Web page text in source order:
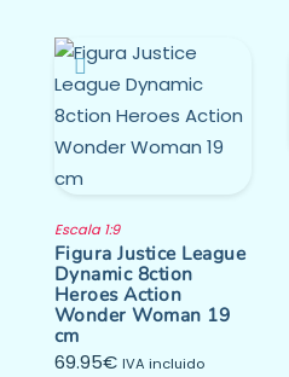
Escala 1:9
Figura Justice League
Dynamic 8ction
Heroes Action
Wonder Woman 19
cm
69.95€ IVA incluido